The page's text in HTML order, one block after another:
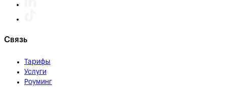
Связь
Тарифы
Услуги
Роуминг